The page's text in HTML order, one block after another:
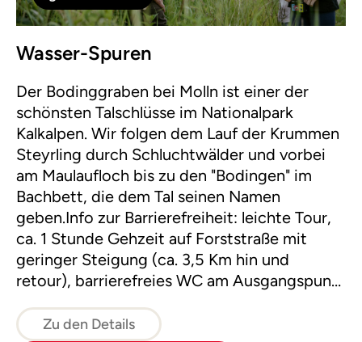
Wasser-Spuren
Der Bodinggraben bei Molln ist einer der
schönsten Talschlüsse im Nationalpark
Kalkalpen. Wir folgen dem Lauf der Krummen
Steyrling durch Schluchtwälder und vorbei
am Maulaufloch bis zu den "Bodingen" im
Bachbett, die dem Tal seinen Namen
geben.Info zur Barrierefreiheit: leichte Tour,
ca. 1 Stunde Gehzeit auf Forststraße mit
geringer Steigung (ca. 3,5 Km hin und
retour), barrierefreies WC am Ausgangspunkt
Jausenstation Jagahäusl im Bodinggraben.
Zu den Details